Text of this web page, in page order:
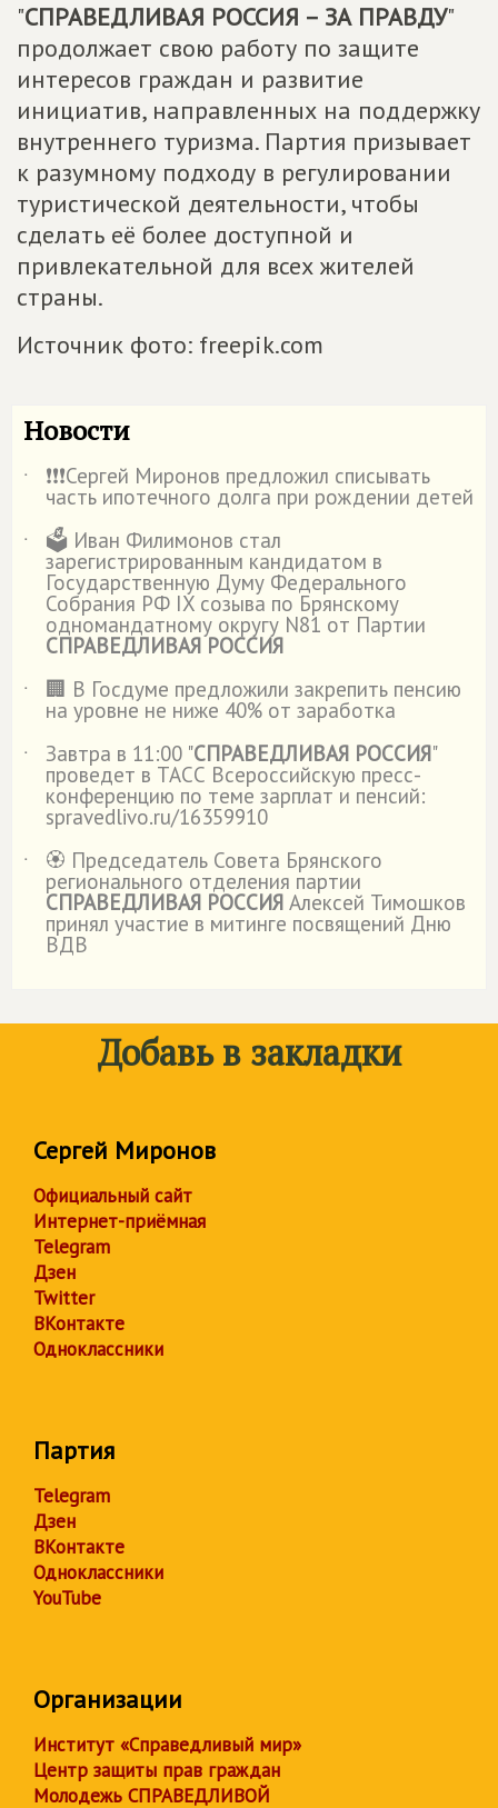
"СПРАВЕДЛИВАЯ РОССИЯ – ЗА ПРАВДУ"
продолжает свою работу по защите
интересов граждан и развитие
инициатив, направленных на поддержку
внутреннего туризма. Партия призывает
к разумному подходу в регулировании
туристической деятельности, чтобы
сделать её более доступной и
привлекательной для всех жителей
страны.
Источник фото: freepik.com
Новости
˙ ❗️❗️❗️Сергей Миронов предложил списывать
часть ипотечного долга при рождении детей
˙
🗳️ Иван Филимонов стал
зарегистрированным кандидатом в
Государственную Думу Федерального
Собрания РФ IX созыва по Брянскому
одномандатному округу N81 от Партии
СПРАВЕДЛИВАЯ РОССИЯ
˙
🏢 В Госдуме предложили закрепить пенсию
на уровне не ниже 40% от заработка
˙
Завтра в 11:00 "СПРАВЕДЛИВАЯ РОССИЯ"
проведет в ТАСС Всероссийскую пресс-
конференцию по теме зарплат и пенсий:
spravedlivo.ru/16359910
˙
🏵️ Председатель Совета Брянского
регионального отделения партии
СПРАВЕДЛИВАЯ РОССИЯ Алексей Тимошков
принял участие в митинге посвящений Дню
ВДВ
Добавь в закладки
Сергей Миронов
Официальный сайт
Интернет-приёмная
Telegram
Дзен
Twitter
ВКонтакте
Одноклассники
Партия
Telegram
Дзен
ВКонтакте
Одноклассники
YouTube
Организации
Институт «Справедливый мир»
Центр защиты прав граждан
Молодежь СПРАВЕДЛИВОЙ